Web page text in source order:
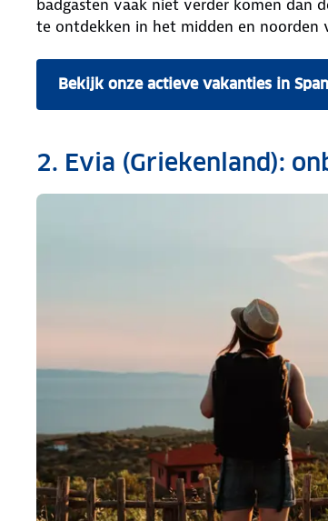
badgasten vaak niet verder komen dan
te ontdekken in het midden en noorden
Bekijk onze actieve vakanties in
2. Evia (Griekenland):